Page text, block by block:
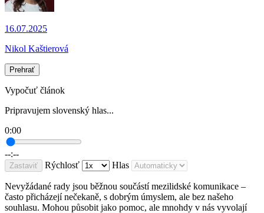
16.07.2025
Nikol Kaštierová
Prehrať
Vypočuť článok
Pripravujem slovenský hlas...
0:00
--:--
Zastaviť Rýchlosť Hlas
Nevyžádané rady jsou běžnou součástí mezilidské komunikace –
často přicházejí nečekaně, s dobrým úmyslem, ale bez našeho
souhlasu. Mohou působit jako pomoc, ale mnohdy v nás vyvolají